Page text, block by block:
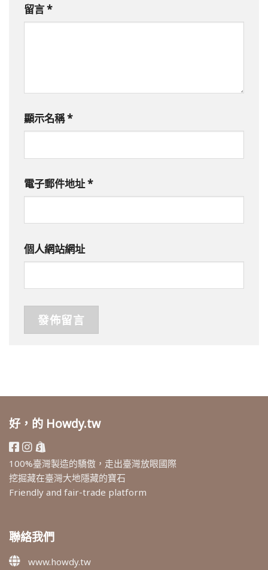
留言*
顯示名稱*
電子郵件地址*
個人網站網址
好，的 Howdy.tw
100%臺灣製造的驕傲，走出臺灣放眼國際
挖掘藏在臺灣大地隱藏的寶石
Friendly and fair-trade platform
聯絡我們
www.howdy.tw